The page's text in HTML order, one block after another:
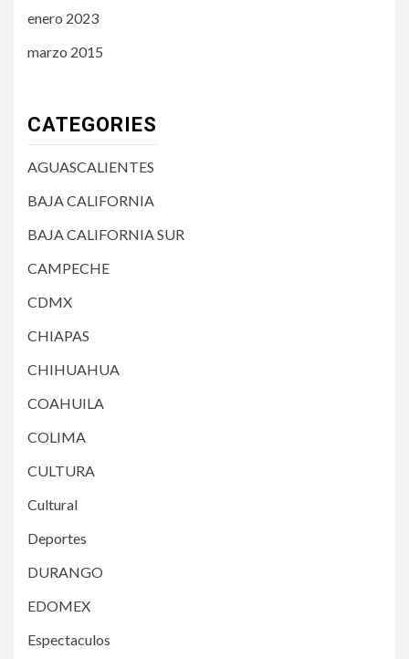
enero 2023
marzo 2015
CATEGORIES
AGUASCALIENTES
BAJA CALIFORNIA
BAJA CALIFORNIA SUR
CAMPECHE
CDMX
CHIAPAS
CHIHUAHUA
COAHUILA
COLIMA
CULTURA
Cultural
Deportes
DURANGO
EDOMEX
Espectaculos